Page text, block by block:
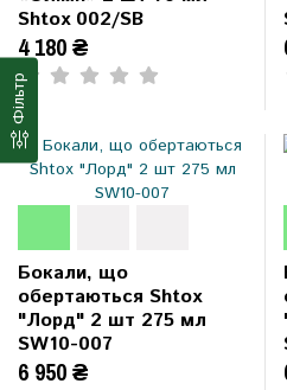
Фільтр
Shtox 002/SB
4 180 ₴
Бокали, що
обертаються Shtox
"Лорд" 2 шт 275 мл
SW10-007
6 950 ₴